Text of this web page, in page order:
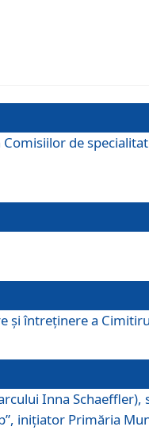
de
şi întreţinere a
Inna Schaeffler),
iniţiator Primăria